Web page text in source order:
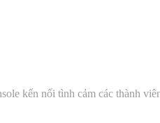
kến nối tình cảm các thành